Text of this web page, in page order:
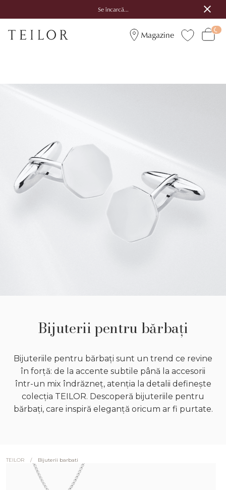
Se încarcă...
Magazine
Bijuterii pentru bărbați
Bijuteriile pentru bărbați sunt un trend ce revine
în forță: de la accente subtile până la accesorii
într-un mix îndrăzneț, atenția la detalii definește
colecția TEILOR. Descoperă bijuteriile pentru
bărbați, care inspiră eleganță oricum ar fi purtate.
TEILOR / Bijuterii barbati